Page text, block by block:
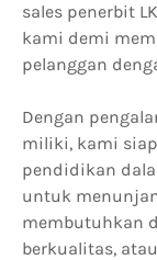
sales penerbit
kami demi
pelanggan
Dengan
miliki, kami
pendidikan
untuk
membutuhkan
berkualitas,